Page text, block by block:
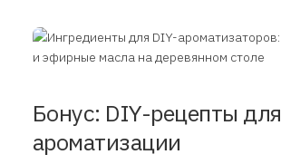
Бонус: DIY-рецепты для
ароматизации